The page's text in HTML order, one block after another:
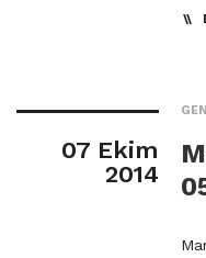
07 Ekim
2014